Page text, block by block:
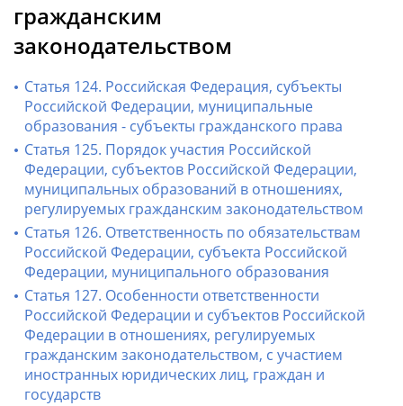
гражданским
законодательством
Статья 124. Российская Федерация, субъекты
Российской Федерации, муниципальные
образования - субъекты гражданского права
Статья 125. Порядок участия Российской
Федерации, субъектов Российской Федерации,
муниципальных образований в отношениях,
регулируемых гражданским законодательством
Статья 126. Ответственность по обязательствам
Российской Федерации, субъекта Российской
Федерации, муниципального образования
Статья 127. Особенности ответственности
Российской Федерации и субъектов Российской
Федерации в отношениях, регулируемых
гражданским законодательством, с участием
иностранных юридических лиц, граждан и
государств